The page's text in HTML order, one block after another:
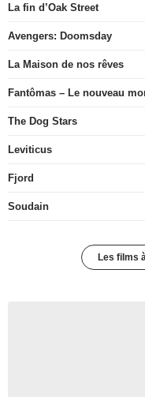
La fin d’Oak Street
Avengers: Doomsday
La Maison de nos rêves
Fantômas – Le nouveau
The Dog Stars
Leviticus
Fjord
Soudain
Les films